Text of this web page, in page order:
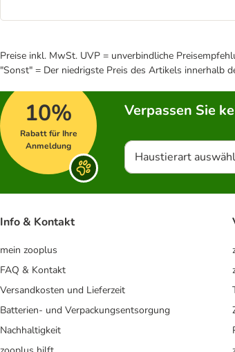
Preise inkl. MwSt. UVP = unverbindliche
"Sonst" = Der niedrigste Preis des Artikels innerhalb
10%
Rabatt für Ihre
Anmeldung
Verpassen Sie
Haustierart
Info & Kontakt
mein zooplus
FAQ & Kontakt
Versandkosten und Lieferzeit
Batterien- und Verpackungsentsorgung
Nachhaltigkeit